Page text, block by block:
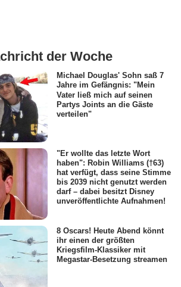
der Woche
Michael Douglas' Sohn saß 7
Jahre im Gefängnis: "Mein
Vater ließ mich auf seinen
Partys Joints an die Gäste
verteilen"
"Er wollte das letzte Wort
haben": Robin Williams (†63)
hat verfügt, dass seine Stimme
bis 2039 nicht genutzt werden
darf – dabei besitzt Disney
unveröffentlichte Aufnahmen!
8 Oscars! Heute Abend könnt
ihr einen der größten
Kriegsfilm-Klassiker mit
Megastar-Besetzung streamen